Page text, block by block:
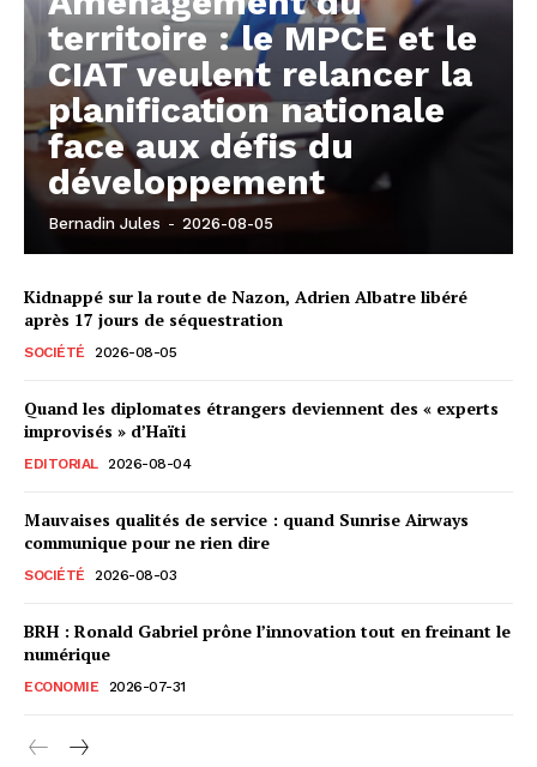
territoire : le MPCE et le
CIAT veulent relancer la
planification nationale
face aux défis du
développement
Bernadin Jules - 2026-08-05
Kidnappé sur la route de Nazon, Adrien Albatre libéré
après 17 jours de séquestration
SOCIÉTÉ 2026-08-05
Quand les diplomates étrangers deviennent des « experts
improvisés » d’Haïti
EDITORIAL 2026-08-04
Mauvaises qualités de service : quand Sunrise Airways
communique pour ne rien dire
SOCIÉTÉ 2026-08-03
BRH : Ronald Gabriel prône l’innovation tout en freinant le
numérique
ECONOMIE 2026-07-31